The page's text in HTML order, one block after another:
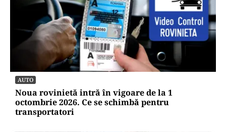
AUTO
Noua rovinietă intră în vigoare de la 1
octombrie 2026. Ce se schimbă pentru
transportatori